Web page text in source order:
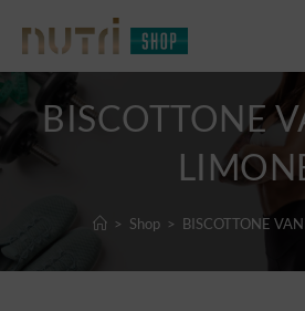
BISCOTTONE
> Shop > BISCOTTONE